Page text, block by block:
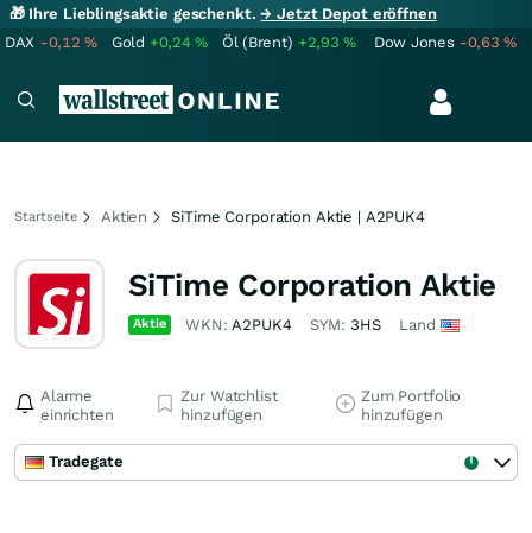
🎁 Ihre Lieblingsaktie geschenkt.→ Jetzt Depot eröffnen
DAX -0,12% Gold +0,24% Öl (Brent) +2,93% Dow Jones -0,63%
Startseite Aktien SiTime Corporation Aktie | A2PUK4
SiTime Corporation Aktie
Aktie WKN:A2PUK4 SYM: 3HS Land
Alarme
einrichten
Zur Watchlist
hinzufügen
Zum Portfolio
hinzufügen
Tradegate